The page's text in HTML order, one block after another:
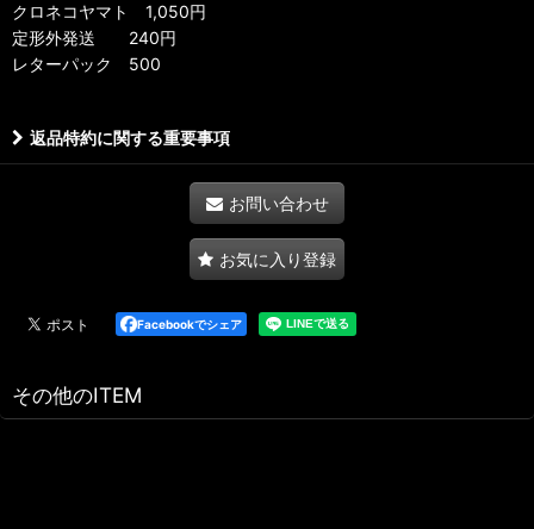
クロネコヤマト 1,050円
定形外発送 240円
レターパック 500
返品特約に関する重要事項
お問い合わせ
お気に入り登録
Facebookでシェア
その他のITEM